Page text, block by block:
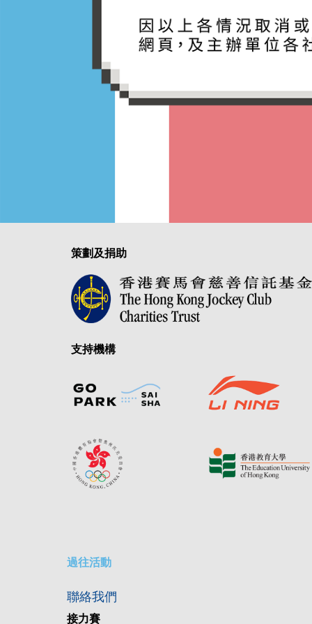
策劃及捐助
支持機構
過往活動
聯絡我們
接力賽